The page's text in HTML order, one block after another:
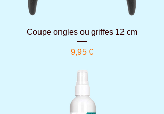
Coupe ongles ou griffes 12 cm
Prix
9,95 €